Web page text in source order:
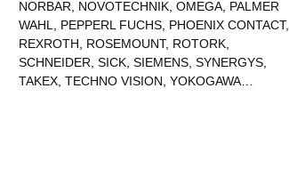
NORBAR, NOVOTECHNIK, OMEGA, PALMER
WAHL, PEPPERL FUCHS, PHOENIX CONTACT,
REXROTH, ROSEMOUNT, ROTORK,
SCHNEIDER, SICK, SIEMENS, SYNERGYS,
TAKEX, TECHNO VISION, YOKOGAWA…